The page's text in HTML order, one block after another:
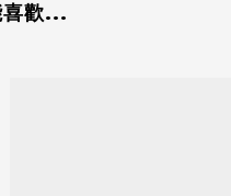
歡...